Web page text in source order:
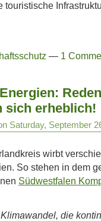
touristische
— 1
sich erheblich!
Saturday, September
wirbt
So stehen in dem
Südwestfalen
Klimawandel, die